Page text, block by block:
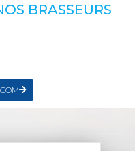
BRASSEURS